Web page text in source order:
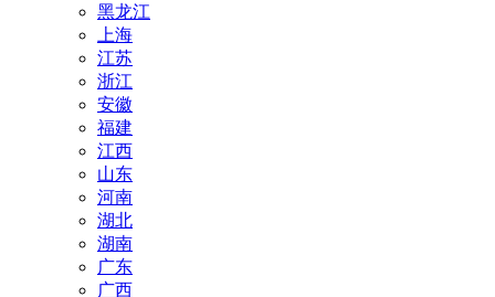
黑龙江
上海
江苏
浙江
安徽
福建
江西
山东
河南
湖北
湖南
广东
广西